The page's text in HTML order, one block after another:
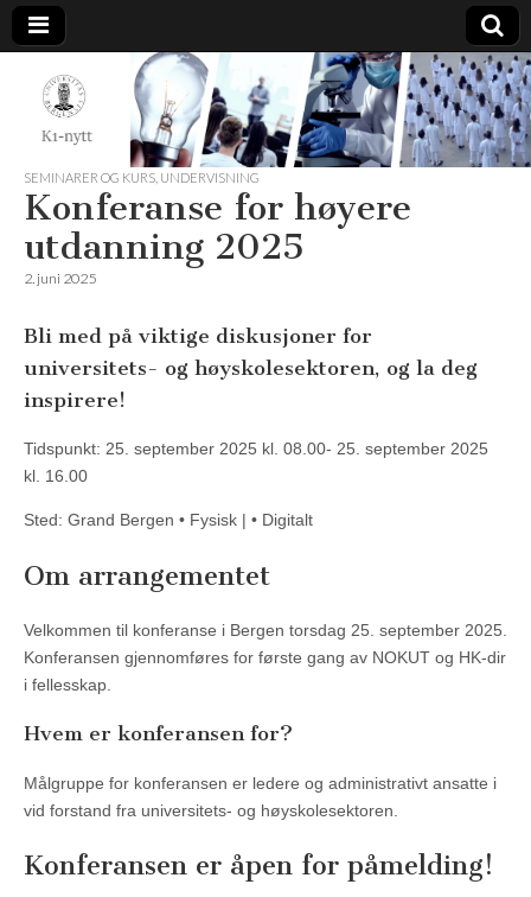
K1-
Nytt
SEMINARER OG KURS UNDERVISNING
Konferanse for høyere
utdanning 2025
2. juni 2025
Bli med på viktige diskusjoner for
universitets- og høyskolesektoren, og la deg
inspirere!
Tidspunkt: 25. september 2025 kl. 08.00- 25. september 2025
kl. 16.00
Sted: Grand Bergen • Fysisk | • Digitalt
Om arrangementet
Velkommen til konferanse i Bergen torsdag 25. september 2025.
Konferansen gjennomføres for første gang av NOKUT og HK-dir
i fellesskap.
Hvem er konferansen for?
Målgruppe for konferansen er ledere og administrativt ansatte i
vid forstand fra universitets- og høyskolesektoren.
Konferansen er åpen for påmelding!